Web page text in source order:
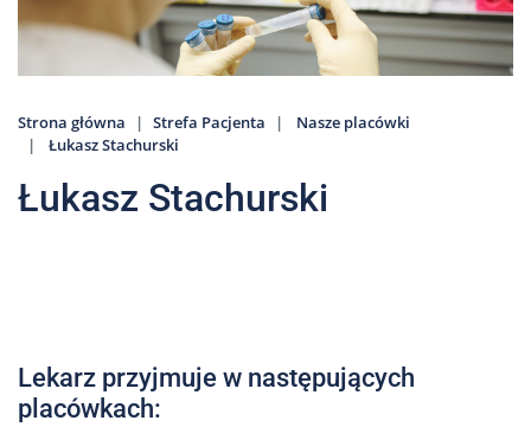
Pacjenta
O
nas
Marki
AHP
Galeria
Strona główna Strefa Pacjenta
Nasze placówki
Łukasz Stachurski
Łukasz Stachurski
Lekarz przyjmuje w następujących
placówkach: